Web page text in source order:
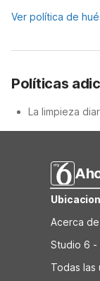
Ver política de
Políticas
La limpieza
Acerca
Studio 6 -
Todas